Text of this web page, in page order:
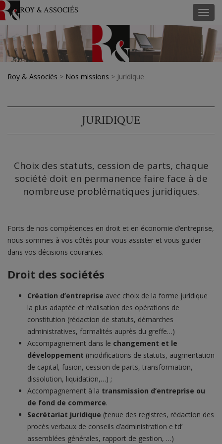
ROY & ASSOCIÉS
Roy & Associés > Nos missions > Juridique
JURIDIQUE
Choix des statuts, cession de parts, chaque
société doit en permanence faire face à de
nombreuse problématiques juridiques.
Forts de nos compétences en droit et en économie d’entreprise,
nous sommes à vos côtés pour vous assister et vous guider
dans vos décisions courantes.
Droit des sociétés
Création d’entreprise avec choix de la forme juridique
la plus adaptée et réalisation des opérations de
constitution (rédaction de statuts, démarches
administratives, formalités auprès du greffe…)
Accompagnement dans le changement et le
développement (modifications de statuts, augmentation
de capital, fusion, cession de parts, transformation,
dissolution, liquidation,…) ;
Accompagnement à la transmission d’entreprise ou
de fond de commerce.
Secrétariat juridique (tenue des registres, rédaction des
procès verbaux de conseils d’administration e td’
assemblées générales, rapport de gestion, …)